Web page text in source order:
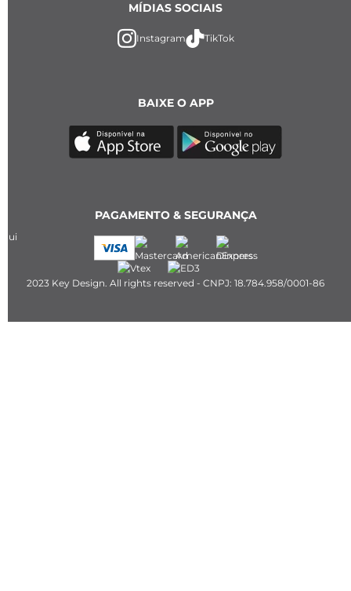
BAIXE O APP
MÍDIAS SOCIAIS
Instagram TikTok
PAGAMENTO & SEGURANÇA
2023 Key Design. All rights reserved - CNPJ: 18.784.958/0001-86